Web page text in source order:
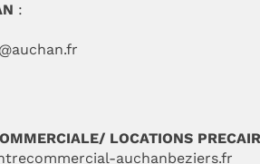
:
LOCATIONS
auchanbeziers.fr